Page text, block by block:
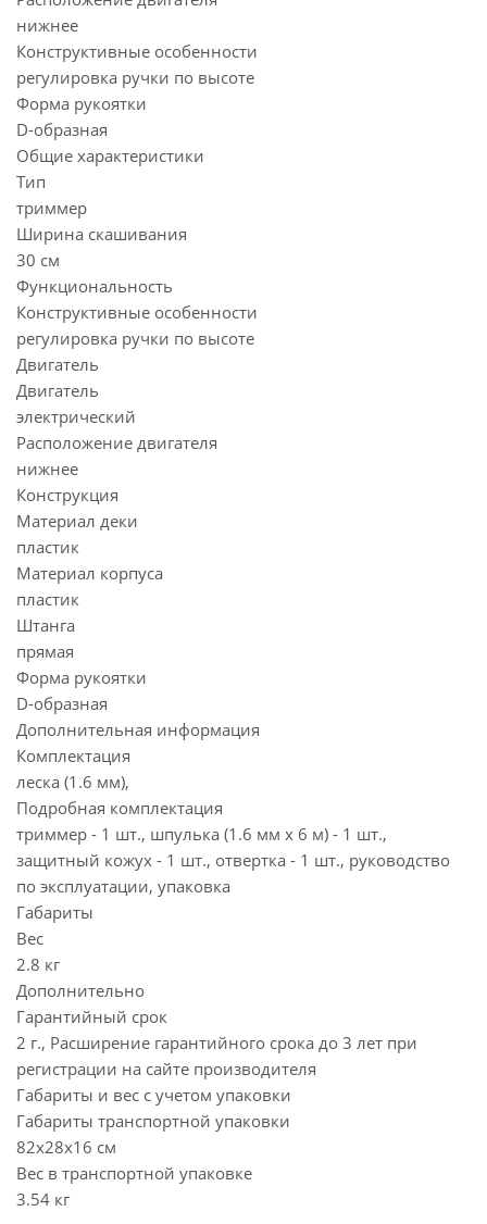
нижнее
Конструктивные особенности
регулировка ручки по высоте
Форма рукоятки
D-образная
Общие характеристики
Тип
триммер
Ширина скашивания
30 см
Функциональность
Конструктивные особенности
регулировка ручки по высоте
Двигатель
Двигатель
электрический
Расположение двигателя
нижнее
Конструкция
Материал деки
пластик
Материал корпуса
пластик
Штанга
прямая
Форма рукоятки
D-образная
Дополнительная информация
Комплектация
леска (1.6 мм),
Подробная комплектация
триммер - 1 шт., шпулька (1.6 мм x 6 м) - 1 шт.,
защитный кожух - 1 шт., отвертка - 1 шт., руководство
по эксплуатации, упаковка
Габариты
Вес
2.8 кг
Дополнительно
Гарантийный срок
2 г., Расширение гарантийного срока до 3 лет при
регистрации на сайте производителя
Габариты и вес с учетом упаковки
Габариты транспортной упаковки
82х28х16 см
Вес в транспортной упаковке
3.54 кг